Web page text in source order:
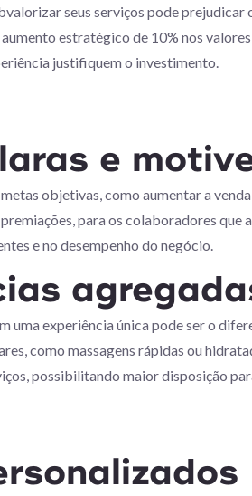
seus serviços pode prejudicar
estratégico de 10% nos
justifiquem o investimento.
e
objetivas, como aumentar a
para os colaboradores que
e no desempenho do negócio.
uma experiência única pode ser o
como massagens rápidas ou
possibilitando maior disposição